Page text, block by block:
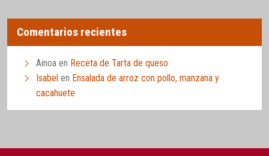
Comentarios recientes
Ainoa en Receta de Tarta de queso
Isabel en Ensalada de arroz con pollo, manzana y
cacahuete